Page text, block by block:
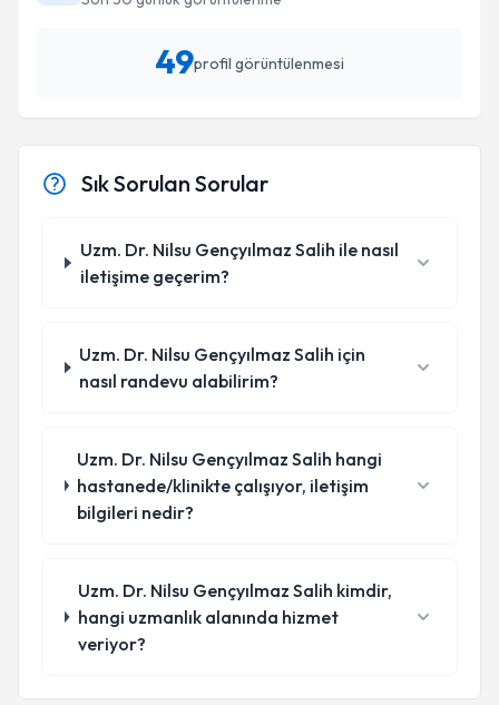
49profil görüntülenmesi
Sık Sorulan Sorular
Uzm. Dr. Nilsu Gençyılmaz Salih ile nasıl
iletişime geçerim?
Uzm. Dr. Nilsu Gençyılmaz Salih için
nasıl randevu alabilirim?
Uzm. Dr. Nilsu Gençyılmaz Salih hangi
hastanede/klinikte çalışıyor, iletişim
bilgileri nedir?
Uzm. Dr. Nilsu Gençyılmaz Salih kimdir,
hangi uzmanlık alanında hizmet
veriyor?